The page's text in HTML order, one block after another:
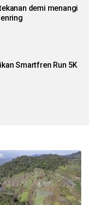
demi menangi
Smartfren Run 5K